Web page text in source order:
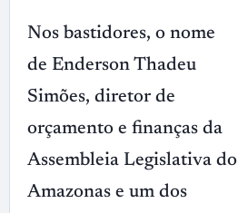
Nos bastidores, o nome
de Enderson Thadeu
Simões, diretor de
orçamento e finanças da
Assembleia Legislativa do
Amazonas e um dos